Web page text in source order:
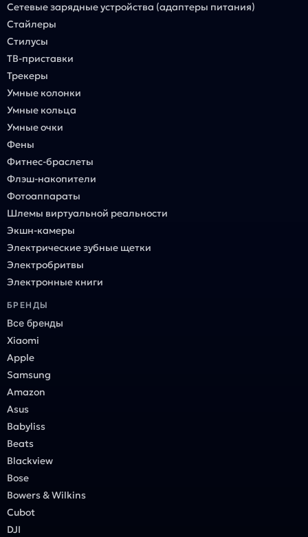
Сетевые зарядные устройства (адаптеры питания)
Стайлеры
Стилусы
ТВ-приставки
Трекеры
Умные колонки
Умные кольца
Умные очки
Фены
Фитнес-браслеты
Флэш-накопители
Фотоаппараты
Шлемы виртуальной реальности
Экшн-камеры
Электрические зубные щетки
Электробритвы
Электронные книги
БРЕНДЫ
Все бренды
Xiaomi
Apple
Samsung
Amazon
Asus
Babyliss
Beats
Blackview
Bose
Bowers & Wilkins
Cubot
DJI